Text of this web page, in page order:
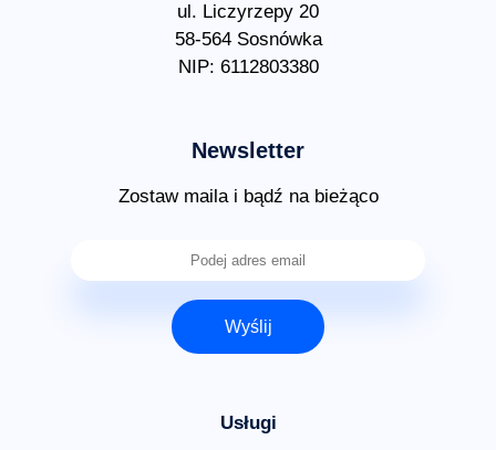
ul. Liczyrzepy 20
58-564 Sosnówka
NIP: 6112803380
Newsletter
Zostaw maila i bądź na bieżąco
Wyślij
Usługi